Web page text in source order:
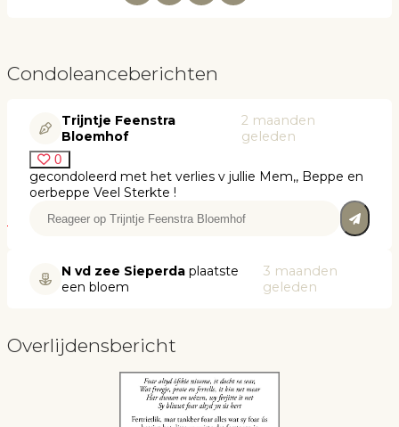
Condoleanceberichten
Trijntje Feenstra
Bloemhof
2 maanden
geleden
0
gecondoleerd met het verlies v jullie Mem,, Beppe en
oerbeppe Veel Sterkte !
N vd zee Sieperda plaatste
een bloem
3 maanden
geleden
Overlijdensbericht